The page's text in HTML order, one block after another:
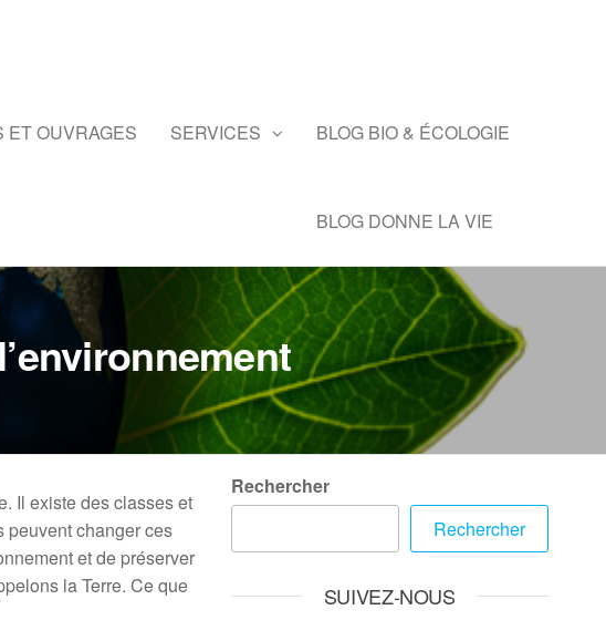
ET OUVRAGES SERVICES BLOG BIO & ÉCOLOGIE
BLOG DONNE LA VIE
Il existe des classes et
peuvent changer ces
et de préserver
la Terre. Ce que
Rechercher
Rechercher
SUIVEZ-NOUS